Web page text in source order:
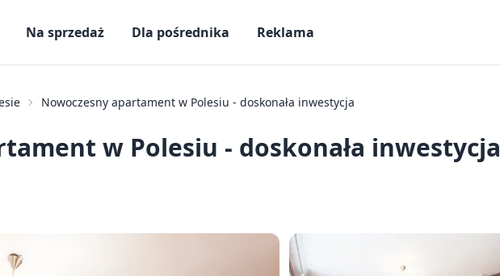
Na sprzedaż Dla pośrednika Reklama
Nowoczesny apartament w Polesiu - doskonała inwestycja
w Polesiu - doskonała inwestycja